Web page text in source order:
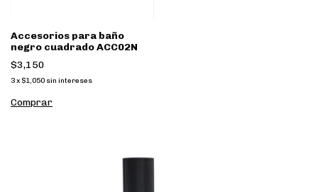
Accesorios para baño
negro cuadrado ACC02N
$3,150
3x $1,050 sin intereses